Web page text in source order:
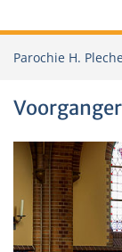
Parochie H.